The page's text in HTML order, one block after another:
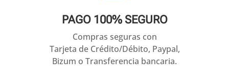
PAGO 100% SEGURO
Compras seguras con
Tarjeta de Crédito/Débito, Paypal,
Bizum o Transferencia bancaria.